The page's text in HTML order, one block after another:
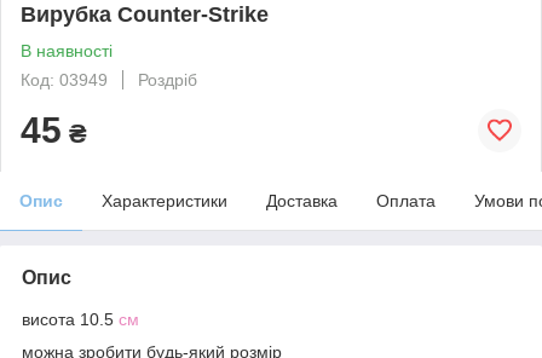
Вирубка Counter-Strikе
В наявності
Код: 03949
Роздріб
45 ₴
Опис Характеристики Доставка Оплата Умови
Опис
висота 10.5 см
можна зробити будь-який розмір